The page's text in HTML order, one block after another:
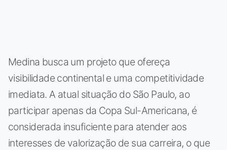
Medina busca um projeto que ofereça
visibilidade continental e uma competitividade
imediata. A atual situação do São Paulo, ao
participar apenas da Copa Sul-Americana, é
considerada insuficiente para atender aos
interesses de valorização de sua carreira, o que